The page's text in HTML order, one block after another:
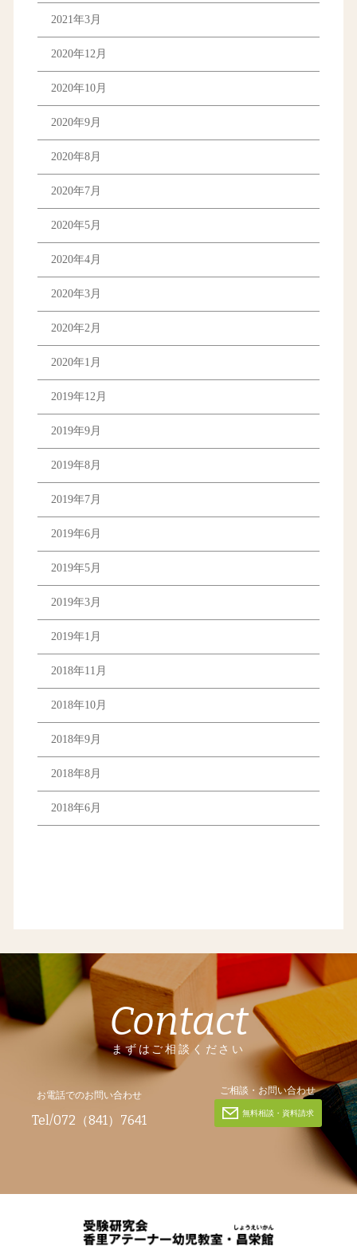
2021年3月
2020年12月
2020年10月
2020年9月
2020年8月
2020年7月
2020年5月
2020年4月
2020年3月
2020年2月
2020年1月
2019年12月
2019年9月
2019年8月
2019年7月
2019年6月
2019年5月
2019年3月
2019年1月
2018年11月
2018年10月
2018年9月
2018年8月
2018年6月
Contact
まずはご相談ください
お電話でのお問い合わせ
Tel/072（841）7641
ご相談・お問い合わせ
無料相談・資料請求